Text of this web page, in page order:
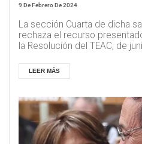
9 De Febrero De 2024
La sección Cuarta de dicha
rechaza el recurso
la Resolución del TEAC, de
LEER MÁS